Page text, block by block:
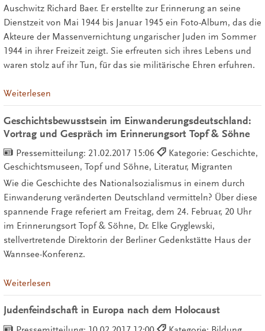
Auschwitz Richard Baer. Er erstellte zur Erinnerung an seine
Dienstzeit von Mai 1944 bis Januar 1945 ein Foto-Album, das die
Akteure der Massenvernichtung ungarischer Juden im Sommer
1944 in ihrer Freizeit zeigt. Sie erfreuten sich ihres Lebens und
waren stolz auf ihr Tun, für das sie militärische Ehren erfuhren.
Weiterlesen
Geschichtsbewusstsein im Einwanderungsdeutschland:
Vortrag und Gespräch im Erinnerungsort Topf & Söhne
Pressemitteilung: 21.02.2017 15:06
Kategorie: Geschichte,
Geschichtsmuseen, Topf und Söhne, Literatur, Migranten
Wie die Geschichte des Nationalsozialismus in einem durch
Einwanderung veränderten Deutschland vermitteln? Über diese
spannende Frage referiert am Freitag, dem 24. Februar, 20 Uhr
im Erinnerungsort Topf & Söhne, Dr. Elke Gryglewski,
stellvertretende Direktorin der Berliner Gedenkstätte Haus der
Wannsee-Konferenz.
Weiterlesen
Judenfeindschaft in Europa nach dem Holocaust